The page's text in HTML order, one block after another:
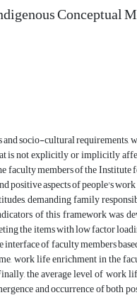
Conceptual
socio-cultural requirements,
is not explicitly or implicitly
members of the
aspects of people's
demanding family
of this framework was
the items with low factor
of faculty members
work life enrichment in the
the average level of work
and occurrence of both